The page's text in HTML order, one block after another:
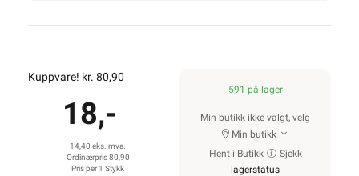
Kuppvare! kr. 80,90
18,-
14,40 eks. mva.
Ordinærpris 80,90
Pris per 1 Stykk
591 på lager
Min butikk ikke valgt, velg
Min butikk
Hent-i-Butikk
Sjekk
lagerstatus